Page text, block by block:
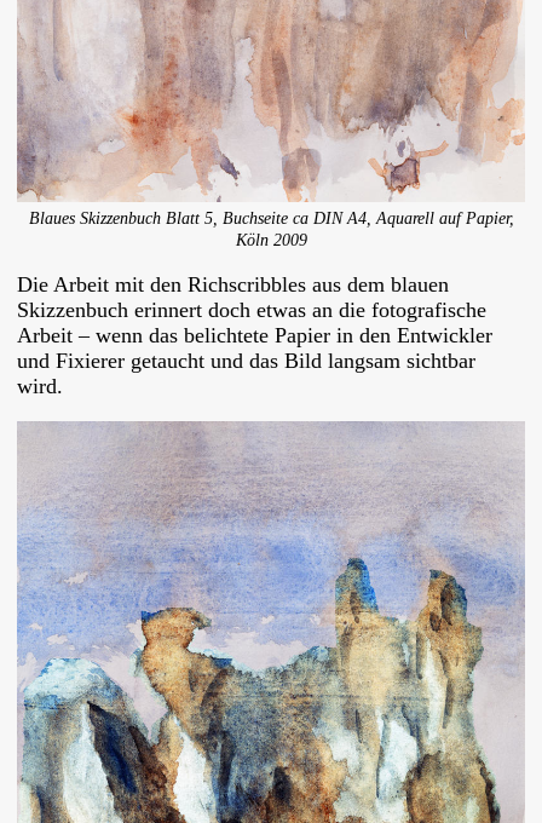
Blaues Skizzenbuch Blatt 5, Buchseite ca DIN A4, Aquarell auf Papier,
Köln 2009
Die Arbeit mit den Richscribbles aus dem blauen
Skizzenbuch erinnert doch etwas an die fotografische
Arbeit – wenn das belichtete Papier in den Entwickler
und Fixierer getaucht und das Bild langsam sichtbar
wird.